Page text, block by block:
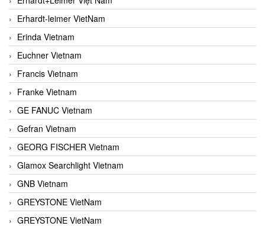
Erhardt-leimer VietNam
Erinda Vietnam
Euchner Vietnam
Francis Vietnam
Franke Vietnam
GE FANUC Vietnam
Gefran Vietnam
GEORG FISCHER Vietnam
Glamox Searchlight Vietnam
GNB Vietnam
GREYSTONE VietNam
GREYSTONE VietNam